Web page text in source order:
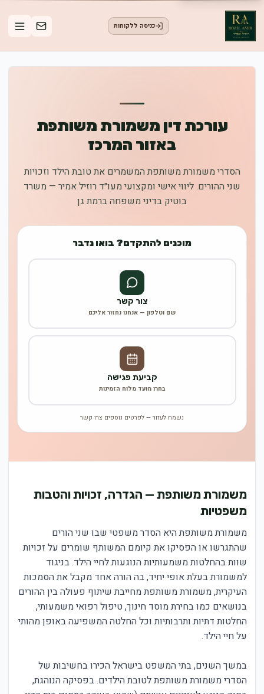
כניסה ללקוחות
עורכת דין משמורת משותפת
באזור המרכז
הסדרי משמורת משותפת המשמרים את טובת הילד וזכויות
שני ההורים. ליווי אישי ומקצועי מעו״ד רוזיל אמיר — משרד
בוטיק בדיני משפחה ברמת גן
מוכנים להתקדם? בואו נדבר
צור קשר
שם וטלפון — אנחנו נחזור אליכם
קביעת פגישה
בחרו מועד מלוח הזמינות
נשמח לעזור — לפרטים נוספים צרו קשר
משמורת משותפת — הגדרה, זכויות והטבות
משפטיות
משמורת משותפת היא הסדר משפטי שבו שני הורים
שהתגרשו או הפסיקו את קיומם המשותף שומרים על זכויות
שוות בהחלטות משמעותיות הנוגעות לחיי הילד. בניגוד
למשמורת בעלת אופי יחיד, בה הורה אחד מקבל את הסמכות
העיקרית, משמורת משותפת מחייבת שיתוף פעולה בין ההורים
בנושאים כמו בחירת מוסד חינוך, טיפול רפואי משמעותי,
החלטות דתיות ותרבותיות וכל החלטה המשפיעה באופן מהותי
על חיי הילד.
במשך השנים, בתי המשפט בישראל הכירו בחשיבות של
הסדרי משמורת משותפת לטובת הילדים. בפסיקה הנוהגת,